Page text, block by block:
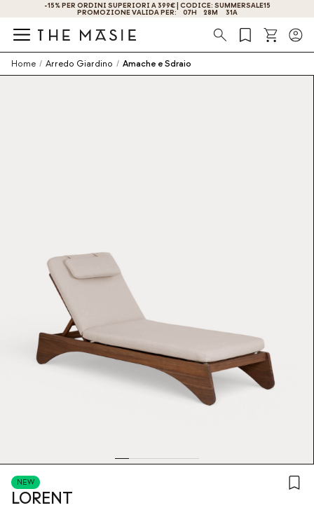
OTTIENI IL -10% DI SCONTO ISCRIVENDOTI ORA!
Ricerca
Home / Arredo Giardino / Amache e Sdraio
NEW
LORENT